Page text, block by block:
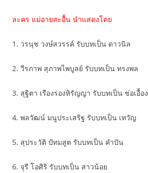
ละคร แม่อายสะอื้น นำแสดงโดย
1. วรนุช วงษ์สวรรค์ รับบทเป็น ดาวนิล
2. วีรภาพ สุภาพไพบูลย์ รับบทเป็น ทรงพล
3. สุฐิตา เรืองรองหิรัญญา รับบทเป็น ช่อเอื้อง
4. พลวัฒน์ มนูประเสริฐ รับบทเป็น เทวัญ
5. สุประวัติ ปัทมสูต รับบทเป็น คำปัน
6. จุรี โอศิริ รับบทเป็น สาวน้อย